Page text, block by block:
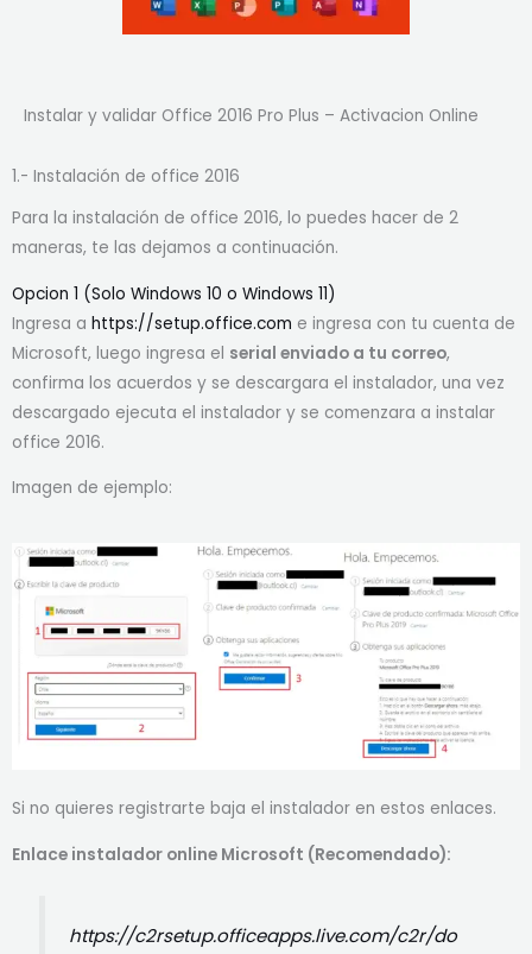
Instalar y validar Office 2016 Pro Plus – Activacion Online
1.- Instalación de office 2016
Para la instalación de office 2016, lo puedes hacer de 2
maneras, te las dejamos a continuación.
Opcion 1 (Solo Windows 10 o Windows 11)
Ingresa a https://setup.office.com e ingresa con tu cuenta de
Microsoft, luego ingresa el serial enviado a tu correo,
confirma los acuerdos y se descargara el instalador, una vez
descargado ejecuta el instalador y se comenzara a instalar
office 2016.
Imagen de ejemplo:
Si no quieres registrarte baja el instalador en estos enlaces.
Enlace instalador online Microsoft (Recomendado):
https://c2rsetup.officeapps.live.com/c2r/do